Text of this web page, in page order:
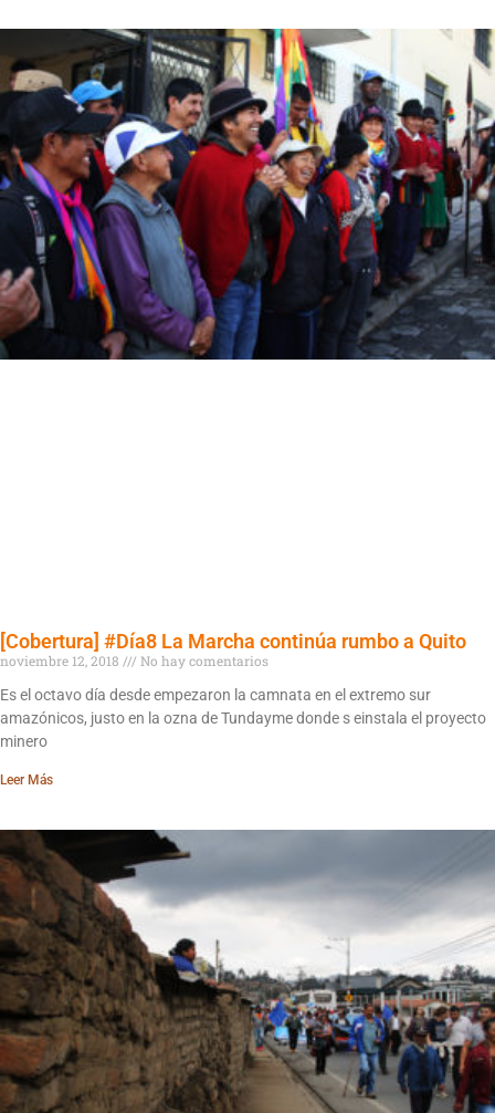
[Cobertura] #Día8 La Marcha continúa rumbo a Quito
noviembre 12, 2018
No hay comentarios
Es el octavo día desde empezaron la camnata en el extremo sur
amazónicos, justo en la ozna de Tundayme donde s einstala el proyecto
minero
Leer Más